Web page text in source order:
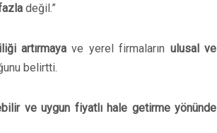
değil.”
artırmaya ve yerel firmaların ulusal ve
belirtti.
ve uygun fiyatlı hale getirme yönünde